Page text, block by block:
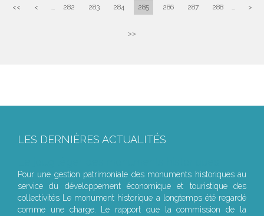
<< < ... 282 283 284 285 286 287 288 ... >
>>
LES DERNIÈRES ACTUALITÉS
Pour une gestion patrimoniale des monuments historiques au
service du développement économique et touristique des
collectivités Le monument historique a longtemps été regardé
comme une charge. Le rapport que la commission de la